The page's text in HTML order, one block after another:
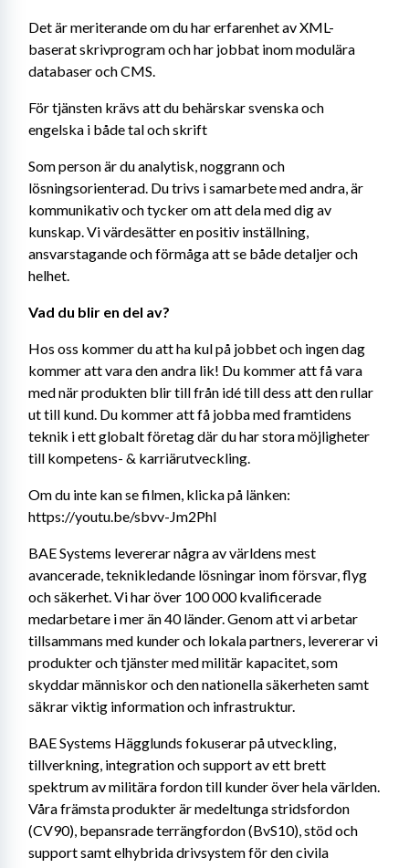
Det är meriterande om du har erfarenhet av XML-
baserat skrivprogram och har jobbat inom modulära
databaser och CMS.
För tjänsten krävs att du behärskar svenska och
engelska i både tal och skrift
Som person är du analytisk, noggrann och
lösningsorienterad. Du trivs i samarbete med andra, är
kommunikativ och tycker om att dela med dig av
kunskap. Vi värdesätter en positiv inställning,
ansvarstagande och förmåga att se både detaljer och
helhet.
Vad du blir en del av?
Hos oss kommer du att ha kul på jobbet och ingen dag
kommer att vara den andra lik! Du kommer att få vara
med när produkten blir till från idé till dess att den rullar
ut till kund. Du kommer att få jobba med framtidens
teknik i ett globalt företag där du har stora möjligheter
till kompetens- & karriärutveckling.
Om du inte kan se filmen, klicka på länken:
https://youtu.be/sbvv-Jm2PhI
BAE Systems levererar några av världens mest
avancerade, teknikledande lösningar inom försvar, flyg
och säkerhet. Vi har över 100 000 kvalificerade
medarbetare i mer än 40 länder. Genom att vi arbetar
tillsammans med kunder och lokala partners, levererar vi
produkter och tjänster med militär kapacitet, som
skyddar människor och den nationella säkerheten samt
säkrar viktig information och infrastruktur.
BAE Systems Hägglunds fokuserar på utveckling,
tillverkning, integration och support av ett brett
spektrum av militära fordon till kunder över hela världen.
Våra främsta produkter är medeltunga stridsfordon
(CV90), bepansrade terrängfordon (BvS10), stöd och
support samt elhybrida drivsystem för den civila